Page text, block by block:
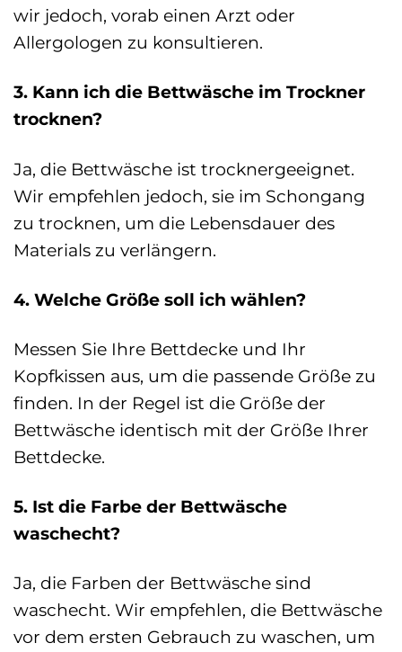
wir jedoch, vorab einen Arzt oder
Allergologen zu konsultieren.
3. Kann ich die Bettwäsche im Trockner
trocknen?
Ja, die Bettwäsche ist trocknergeeignet.
Wir empfehlen jedoch, sie im Schongang
zu trocknen, um die Lebensdauer des
Materials zu verlängern.
4. Welche Größe soll ich wählen?
Messen Sie Ihre Bettdecke und Ihr
Kopfkissen aus, um die passende Größe zu
finden. In der Regel ist die Größe der
Bettwäsche identisch mit der Größe Ihrer
Bettdecke.
5. Ist die Farbe der Bettwäsche
waschecht?
Ja, die Farben der Bettwäsche sind
waschecht. Wir empfehlen, die Bettwäsche
vor dem ersten Gebrauch zu waschen, um